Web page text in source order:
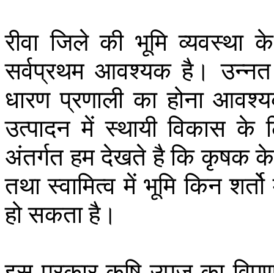
रीवा जिले की भूमि व्यवस्था के
सर्वप्रथम आवश्यक है। उन्नत
धारण प्रणाली का होना
उत्पादन में स्थायी विकास के
अंतर्गत हम देखते है कि कृषक के
तथा स्वामित्व में भूमि किन शर्तो
हो सकता है।